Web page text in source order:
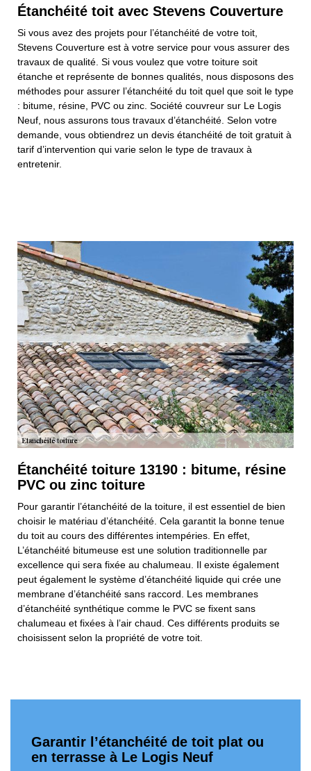
Étanchéité toit avec Stevens Couverture
Si vous avez des projets pour l’étanchéité de votre toit,
Stevens Couverture est à votre service pour vous assurer des
travaux de qualité. Si vous voulez que votre toiture soit
étanche et représente de bonnes qualités, nous disposons des
méthodes pour assurer l’étanchéité du toit quel que soit le type
: bitume, résine, PVC ou zinc. Société couvreur sur Le Logis
Neuf, nous assurons tous travaux d’étanchéité. Selon votre
demande, vous obtiendrez un devis étanchéité de toit gratuit à
tarif d’intervention qui varie selon le type de travaux à
entretenir.
Étanchéité toiture 13190 : bitume, résine
PVC ou zinc toiture
Pour garantir l’étanchéité de la toiture, il est essentiel de bien
choisir le matériau d’étanchéité. Cela garantit la bonne tenue
du toit au cours des différentes intempéries. En effet,
L’étanchéité bitumeuse est une solution traditionnelle par
excellence qui sera fixée au chalumeau. Il existe également
peut également le système d’étanchéité liquide qui crée une
membrane d’étanchéité sans raccord. Les membranes
d’étanchéité synthétique comme le PVC se fixent sans
chalumeau et fixées à l’air chaud. Ces différents produits se
choisissent selon la propriété de votre toit.
Garantir l’étanchéité de toit plat ou
en terrasse à Le Logis Neuf